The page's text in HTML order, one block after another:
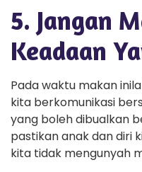
5. Jangan
Keadaan
Pada waktu makan
kita berkomunikasi
yang boleh dibualkan
pastikan anak dan diri
kita tidak mengunyah